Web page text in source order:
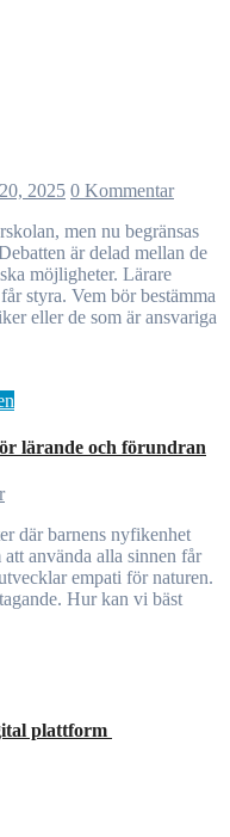
2025 0 Kommentar
är delad mellan de
möjligheter. Lärare
styra. Vem bör bestämma
eller de som är ansvariga
lärande och förundran
använda alla sinnen får
empati för naturen.
Hur kan vi bäst
plattform